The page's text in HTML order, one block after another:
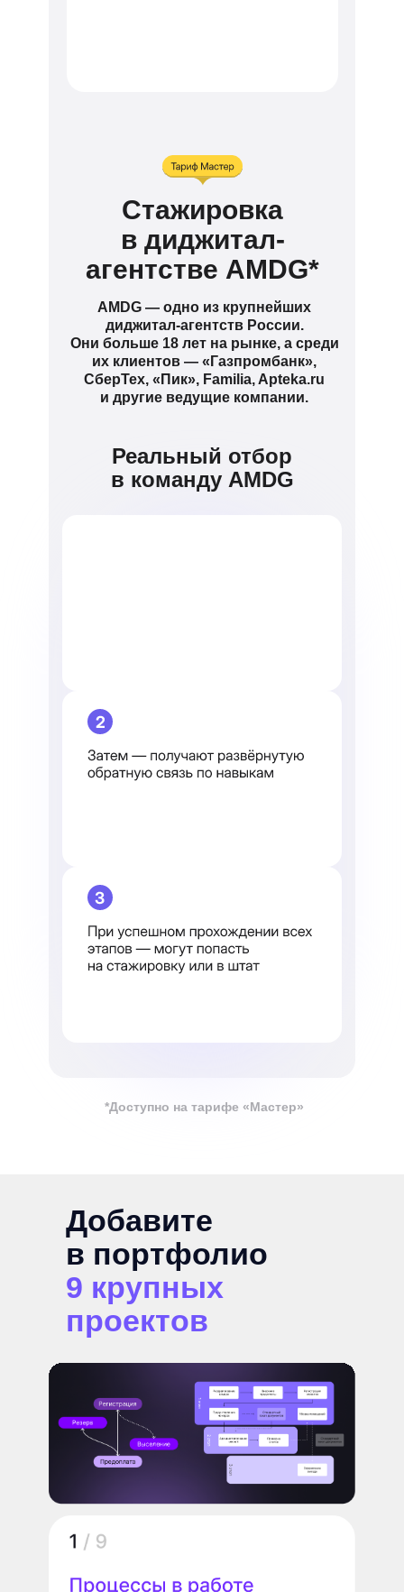
*Доступно на тарифе «Мастер»
AMDG — одно из крупнейших
диджитал-агентств России.
Они больше 18 лет на рынке, а среди
их клиентов — «Газпромбанк»,
СберТех, «Пик», Familia, Apteka.ru
и другие ведущие компании.
Стажировка
в диджитал-
агентстве AMDG*
Реальный отбор
в команду AMDG
Добавите
в портфолио
9 крупных
проектов